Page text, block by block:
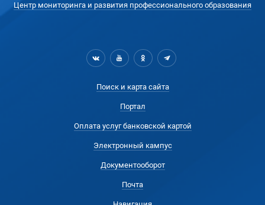
Центр мониторинга и развития профессионального образования
Поиск и карта сайта
Портал
Оплата услуг банковской картой
Электронный кампус
Документооборот
Почта